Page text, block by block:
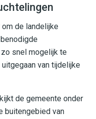
de landelijke
snel mogelijk te
van tijdelijke
de gemeente onder
buitengebied van